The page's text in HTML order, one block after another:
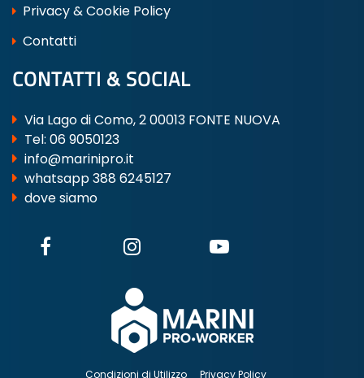
Privacy & Cookie Policy
Contatti
CONTATTI & SOCIAL
Via Lago di Como, 2 00013 FONTE NUOVA
Tel: 06 9050123
info@marinipro.it
whatsapp 388 6245127
dove siamo
Condizioni di Utilizzo Privacy Policy